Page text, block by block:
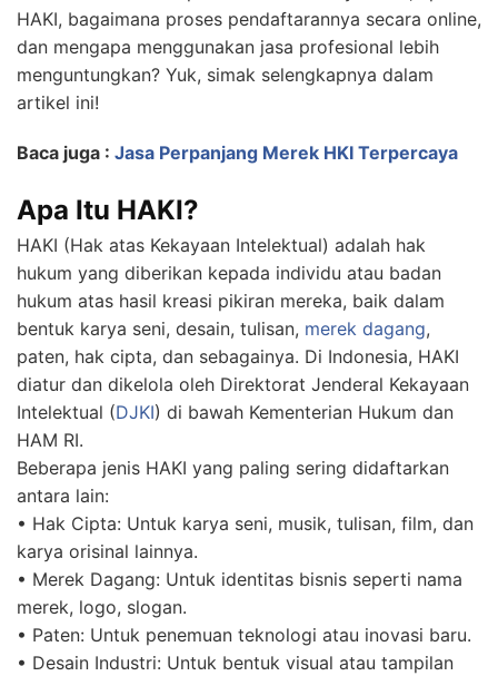
HAKI, bagaimana proses pendaftarannya secara online,
dan mengapa menggunakan jasa profesional lebih
menguntungkan? Yuk, simak selengkapnya dalam
artikel ini!
Baca juga : Jasa Perpanjang Merek HKI Terpercaya
Apa Itu HAKI?
HAKI (Hak atas Kekayaan Intelektual) adalah hak
hukum yang diberikan kepada individu atau badan
hukum atas hasil kreasi pikiran mereka, baik dalam
bentuk karya seni, desain, tulisan, merek dagang,
paten, hak cipta, dan sebagainya. Di Indonesia, HAKI
diatur dan dikelola oleh Direktorat Jenderal Kekayaan
Intelektual (DJKI) di bawah Kementerian Hukum dan
HAM RI.
Beberapa jenis HAKI yang paling sering didaftarkan
antara lain:
• Hak Cipta: Untuk karya seni, musik, tulisan, film, dan
karya orisinal lainnya.
• Merek Dagang: Untuk identitas bisnis seperti nama
merek, logo, slogan.
• Paten: Untuk penemuan teknologi atau inovasi baru.
• Desain Industri: Untuk bentuk visual atau tampilan